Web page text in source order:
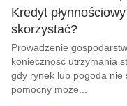
Kredyt
skorzystać?
Prowadzenie
konieczność utrzymania
gdy rynek lub pogoda nie
pomocny może...